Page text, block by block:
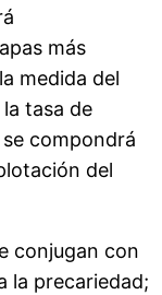
más
medida del
tasa de
compondrá
del
conjugan con
la precariedad;